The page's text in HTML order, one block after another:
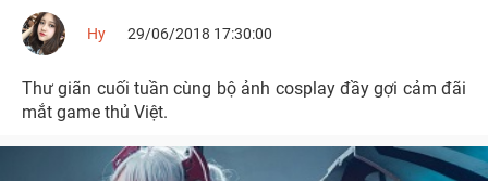
Hy 29/06/2018 17:30:00
Thư giãn cuối tuần cùng bộ ảnh cosplay đầy gợi cảm đãi
mắt game thủ Việt.